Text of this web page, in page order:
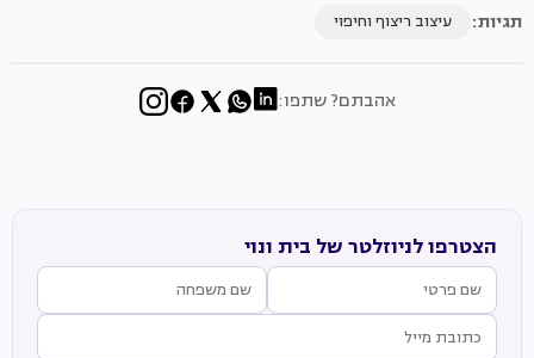
תגיות: עיצוב ריצוף וחיפוי
אהבתם? שתפו:
הצטרפו לניוזלטר של בית ונוי